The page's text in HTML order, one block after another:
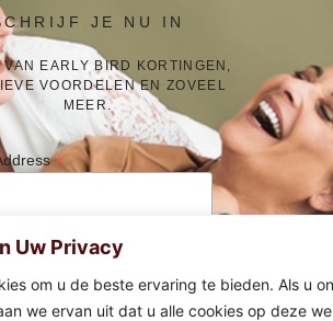
Uw Privacy
om u de beste ervaring te bieden. Als u
we ervan uit dat u alle cookies op deze
JE NU IN
EARLY BIRD KORTINGEN,
VOORDELEN EN ZOVEEL
MEER.
*